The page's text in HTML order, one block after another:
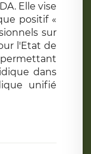
Elle vise
positif «
sur
l'Etat de
dans
unifié